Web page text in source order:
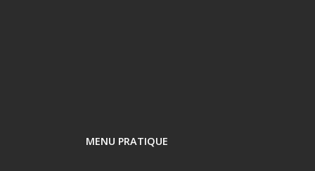
MENU PRATIQUE